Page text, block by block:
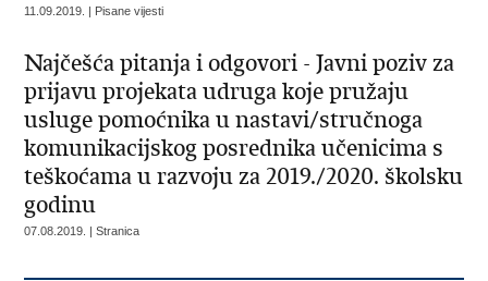
11.09.2019. | Pisane vijesti
Najčešća pitanja i odgovori - Javni poziv za
prijavu projekata udruga koje pružaju
usluge pomoćnika u nastavi/stručnoga
komunikacijskog posrednika učenicima s
teškoćama u razvoju za 2019./2020. školsku
godinu
07.08.2019. | Stranica